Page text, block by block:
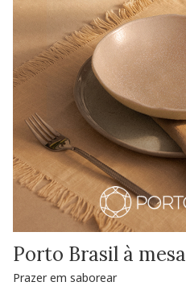
Porto Brasil à mesa
Prazer em saborear